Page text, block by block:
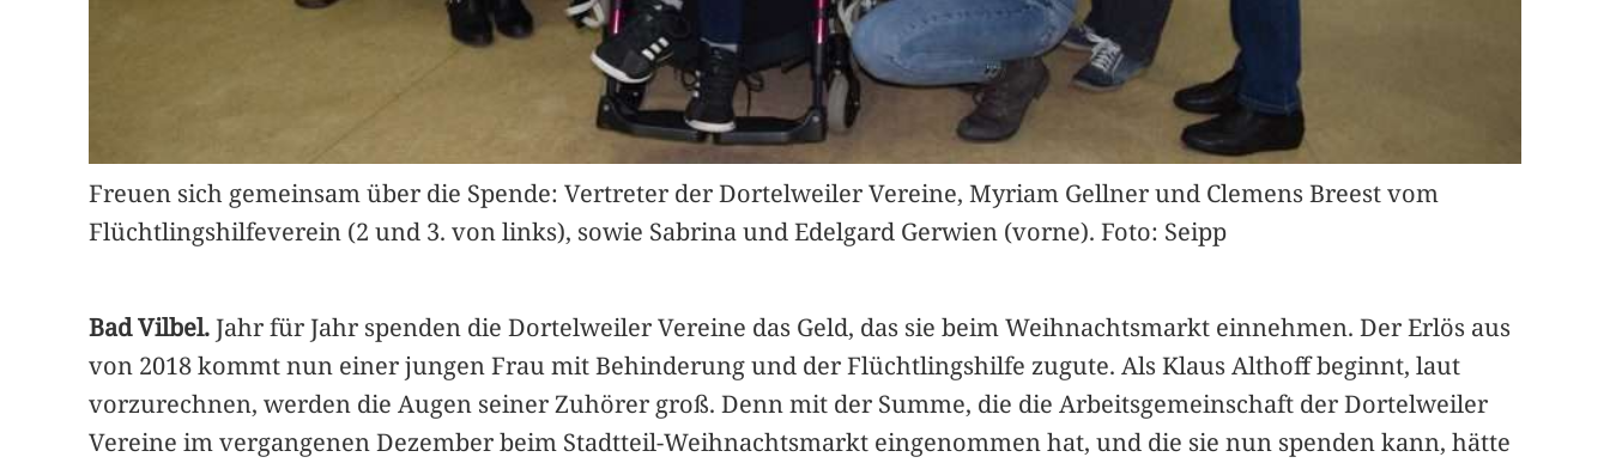
Freuen sich gemeinsam über die Spende: Vertreter der Dortelweiler Vereine, Myriam Gellner und Clemens Breest vom
Flüchtlingshilfeverein (2 und 3. von links), sowie Sabrina und Edelgard Gerwien (vorne). Foto: Seipp
Bad Vilbel.Jahr für Jahr spenden die Dortelweiler Vereine das Geld, das sie beim Weihnachtsmarkt einnehmen. Der Erlös aus
von 2018 kommt nun einer jungen Frau mit Behinderung und der Flüchtlingshilfe zugute. Als Klaus Althoff beginnt, laut
vorzurechnen, werden die Augen seiner Zuhörer groß. Denn mit der Summe, die die Arbeitsgemeinschaft der Dortelweiler
Vereine im vergangenen Dezember beim Stadtteil-Weihnachtsmarkt eingenommen hat, und die sie nun spenden kann, hätte